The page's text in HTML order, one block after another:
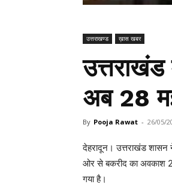
उत्तराखण्ड ख़ास खबर
अब 28
By Pooja Rawat - 26/05/
देहरादून। उत्तराखंड
ओर से बकरीद का अवकाश
गया है।